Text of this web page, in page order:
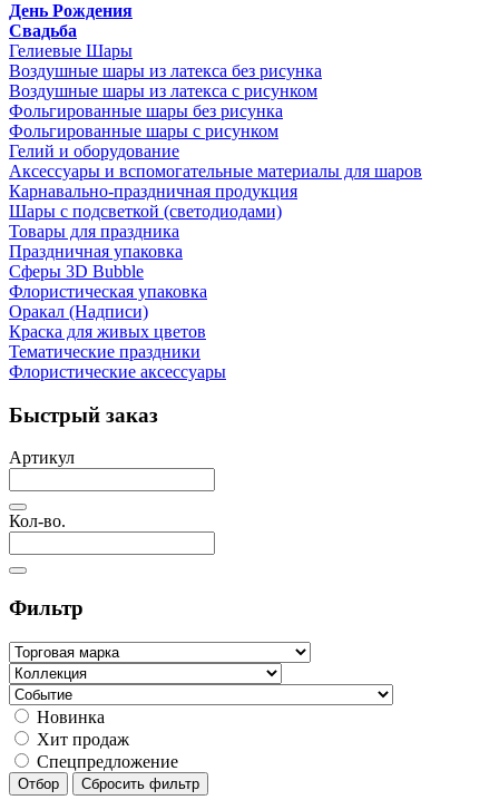
День Рождения
Свадьба
Гелиевые Шары
Воздушные шары из латекса без рисунка
Воздушные шары из латекса с рисунком
Фольгированные шары без рисунка
Фольгированные шары с рисунком
Гелий и оборудование
Аксессуары и вспомогательные материалы для шаров
Карнавально-праздничная продукция
Шары с подсветкой (светодиодами)
Товары для праздника
Праздничная упаковка
Сферы 3D Bubble
Флористическая упаковка
Оракал (Надписи)
Краска для живых цветов
Тематические праздники
Флористические аксессуары
Быстрый заказ
Артикул
Кол-во.
Фильтр
Новинка
Хит продаж
Спецпредложение
Отбор Сбросить фильтр